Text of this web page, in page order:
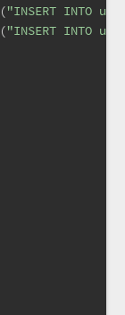
("INSERT INTO
("INSERT INTO